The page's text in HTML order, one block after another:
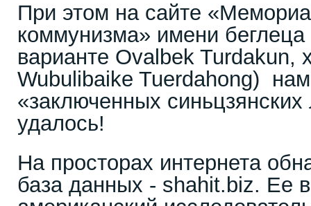
При этом на сайте
коммунизма» имени беглеца
варианте Ovalbek Turdakun,
Wubulibaike Tuerdahong)
«заключенных синьцзянских
удалось!
На просторах интернета
база данных - shahit.biz. Ее